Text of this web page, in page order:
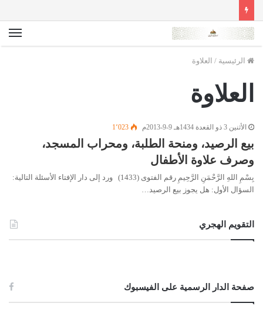
الرئيسية / العلاوة
العلاوة
الأثنين 3 ذو القعدة 1434هـ 9-9-2013م 1٬023
بيع الرصيد، ومنحة الطلبة، ومحراب المسجد،
وصرف علاوة الأطفال
بِسْمِ اللهِ الرَّحْمَنِ الرَّحِيمِ رقم الفتوى (1433) ورد إلى دار الإفتاء الأسئلة التالية:
السؤال الأول: هل يجوز بيع الرصيد…
التقويم الهجري
صفحة الدار الرسمية على الفيسبوك